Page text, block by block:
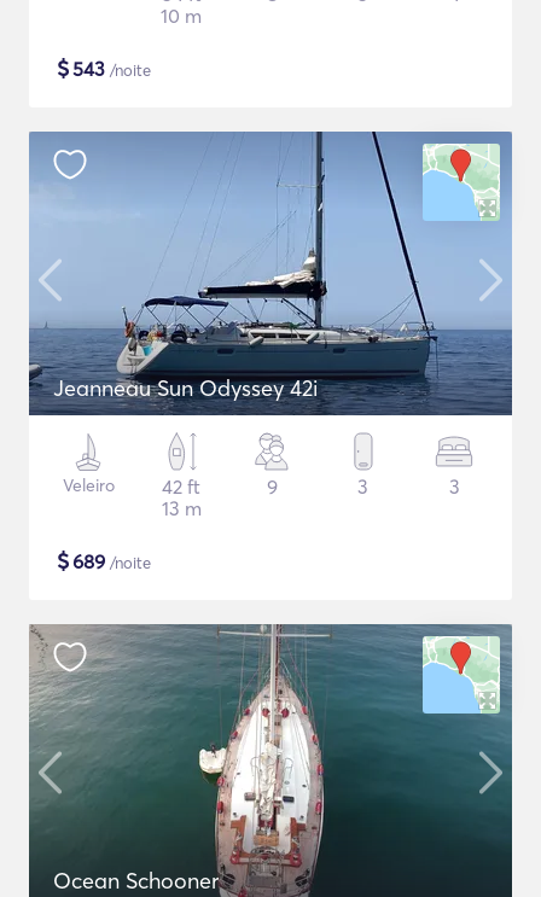
10 m
$543 /noite
Jeanneau Sun Odyssey 42i
Veleiro
42 ft
13 m
9 3 3
$689 /noite
Ocean Schooner